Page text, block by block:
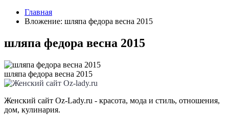
Главная
Вложение: шляпа федора весна 2015
шляпа федора весна 2015
шляпа федора весна 2015
Женский сайт Oz-Lady.ru - красота, мода и стиль, отношения,
дом, кулинария.